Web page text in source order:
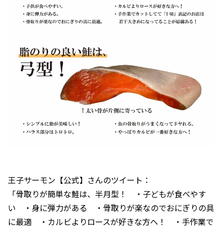
王子サーモン【公式】さんのツイート：
「骨取りが簡単な鮭は、半月型！ ・子どもが食べやす
い ・身に弾力がある ・骨取りが楽なのでおにぎりの具
に最適 ・カルビよりロースが好きな方へ！ ・手作業で